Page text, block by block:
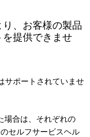
、お客様の製品
提供できませ
サポートされていませ
場合は、それぞれの
セルフサービスヘル